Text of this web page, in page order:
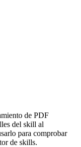
de PDF
del skill al
para comprobar
de skills.